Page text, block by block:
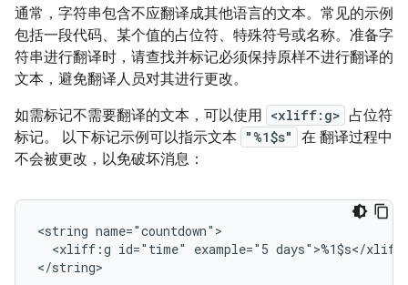
通常，字符串包含不应翻译成其他语言的文本。常见的示例
包括一段代码、某个值的占位符、特殊符号或名称。准备字
符串进行翻译时，请查找并标记必须保持原样不进行翻译的
文本，避免翻译人员对其进行更改。
如需标记不需要翻译的文本，可以使用 <xliff:g> 占位符
标记。 以下标记示例可以指示文本
"%1$s"
在 翻译过程中
不会被更改，以免破坏消息：
<string
<xliff:g id="time" example="5 days">%1$s</
</string>